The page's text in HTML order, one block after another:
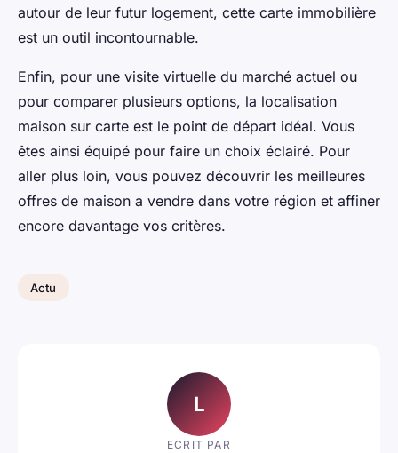
autour de leur futur logement, cette carte immobilière
est un outil incontournable.
Enfin, pour une visite virtuelle du marché actuel ou
pour comparer plusieurs options, la localisation
maison sur carte est le point de départ idéal. Vous
êtes ainsi équipé pour faire un choix éclairé. Pour
aller plus loin, vous pouvez découvrir les meilleures
offres de maison a vendre dans votre région et affiner
encore davantage vos critères.
Actu
L
ECRIT PAR